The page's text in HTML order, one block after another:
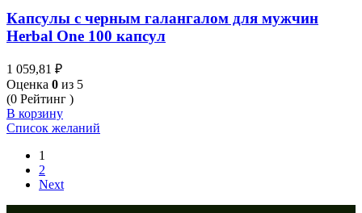
Капсулы с черным галангалом для мужчин
Herbal One 100 капсул
1 059,81 ₽
Оценка 0 из 5
(0 Рейтинг )
В корзину
Список желаний
1
2
Next